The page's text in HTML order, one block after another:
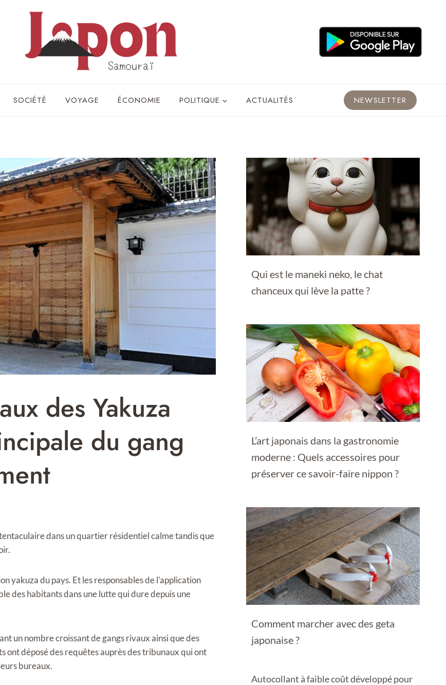
SOCIÉTÉ VOYAGE ÉCONOMIE POLITIQUE ACTUALITÉS NEWSLETTER
des Yakuza
du gang
dans un quartier résidentiel calme tandis que
yakuza du pays. Et les responsables de l'application
des habitants dans une lutte qui dure depuis une
un nombre croissant de gangs rivaux ainsi que des
ont déposé des requêtes auprès des tribunaux qui ont
bureaux.
Qui est le maneki neko, le chat
chanceux qui lève la patte ?
L’art japonais dans la gastronomie
moderne : Quels accessoires pour
préserver ce savoir-faire nippon ?
Comment marcher avec des geta
japonaise ?
Autocollant à faible coût développé pour